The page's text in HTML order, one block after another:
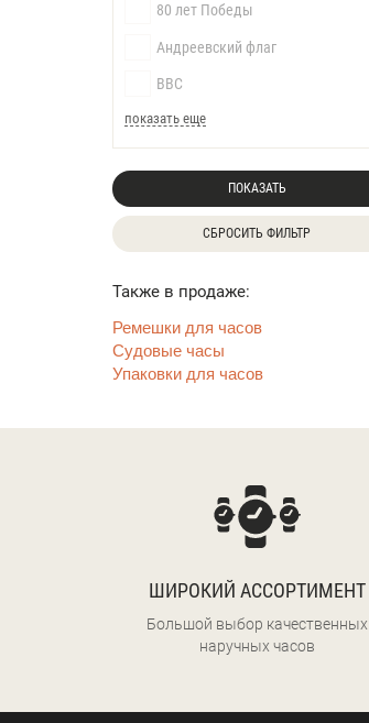
80 лет Победы
Андреевский флаг
ВВС
показать еще
ПОКАЗАТЬ
СБРОСИТЬ ФИЛЬТР
Также в продаже:
Ремешки для часов
Судовые часы
Упаковки для часов
ШИРОКИЙ АССОРТИМЕНТ
Большой выбор качественных
наручных часов